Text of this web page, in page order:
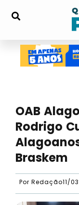
OAB
Rodrigo
Braskem
Por Redação11/